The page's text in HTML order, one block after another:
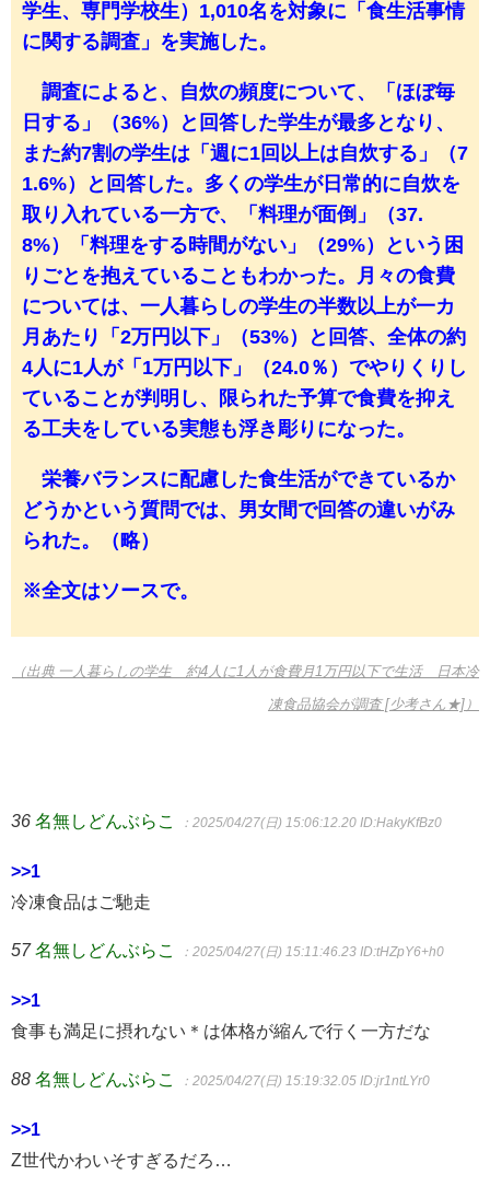
学生、専門学校生）1,010名を対象に「食生活事情
に関する調査」を実施した。
調査によると、自炊の頻度について、「ほぼ毎
日する」（36%）と回答した学生が最多となり、
また約7割の学生は「週に1回以上は自炊する」（7
1.6%）と回答した。多くの学生が日常的に自炊を
取り入れている一方で、「料理が面倒」（37.
8%）「料理をする時間がない」（29%）という困
りごとを抱えていることもわかった。月々の食費
については、一人暮らしの学生の半数以上が一カ
月あたり「2万円以下」（53%）と回答、全体の約
4人に1人が「1万円以下」（24.0％）でやりくりし
ていることが判明し、限られた予算で食費を抑え
る工夫をしている実態も浮き彫りになった。
栄養バランスに配慮した食生活ができているか
どうかという質問では、男女間で回答の違いがみ
られた。（略）
※全文はソースで。
（出典 一人暮らしの学生 約4人に1人が食費月1万円以下で生活 日本冷
凍食品協会が調査 [少考さん★]）
36 名無しどんぶらこ ：2025/04/27(日) 15:06:12.20 ID:HakyKfBz0
>>1
冷凍食品はご馳走
57 名無しどんぶらこ ：2025/04/27(日) 15:11:46.23 ID:tHZpY6+h0
>>1
食事も満足に摂れない＊は体格が縮んで行く一方だな
88 名無しどんぶらこ ：2025/04/27(日) 15:19:32.05 ID:jr1ntLYr0
>>1
Z世代かわいそすぎるだろ…